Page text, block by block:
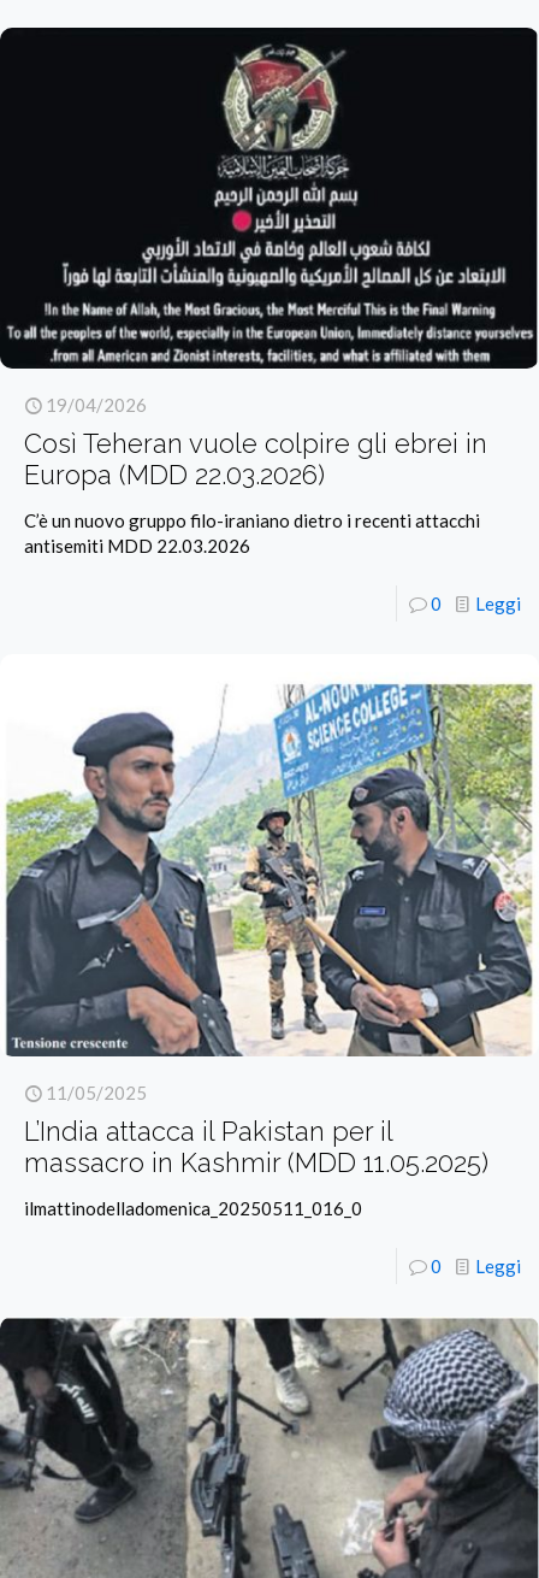
19/04/2026
Così Teheran vuole colpire gli ebrei in
Europa (MDD 22.03.2026)
C’è un nuovo gruppo filo-iraniano dietro i recenti attacchi
antisemiti MDD 22.03.2026
0 Leggi
11/05/2025
L’India attacca il Pakistan per il
massacro in Kashmir (MDD 11.05.2025)
ilmattinodelladomenica_20250511_016_0
0 Leggi